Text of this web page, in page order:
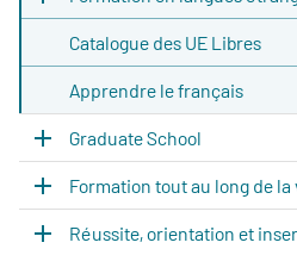
Catalogue des UE Libres
Apprendre le français
Graduate School
Formation tout au long de la
Réussite, orientation et